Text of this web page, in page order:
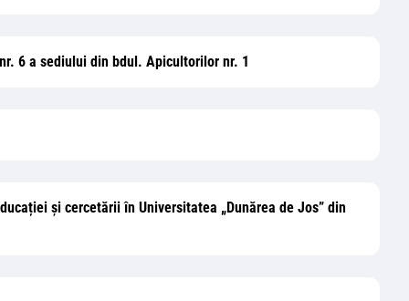
6 a sediului din bdul. Apicultorilor nr. 1
și cercetării în Universitatea „Dunărea de Jos” din